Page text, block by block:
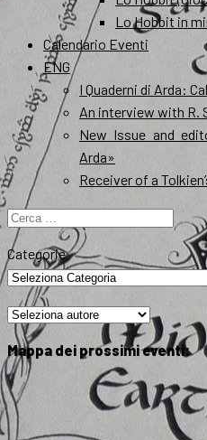
Lo Hobbit in
Calendario Eventi
ENG
I Quaderni di Arda:
An interview with R.
New Issue and
Arda»
Receiver of a
Ricerca
per:
Categorie
Mappa dei prossimi eventi: